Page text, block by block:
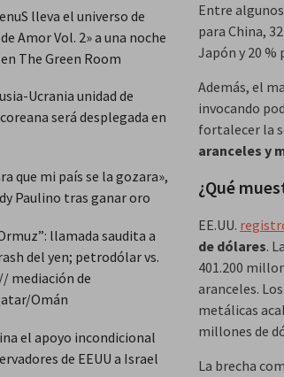
Entre
para China,
Japón y 20 %
Además, el
invocando
fortalecer la
aranceles y
¿Qué
EE.UU.
de dólares.
401.200
aranceles.
metálicas
millones de
La brecha
lleva el universo de
Amor Vol. 2» a una noche
The Green Room
Ucrania unidad de
será desplegada en
que mi país se la gozara»,
Paulino tras ganar oro
llamada saudita a
del yen; petrodólar vs.
mediación de
Omán
el apoyo incondicional
de EEUU a Israel